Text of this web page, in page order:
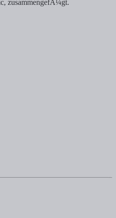
zusammengefÃ¼gt.